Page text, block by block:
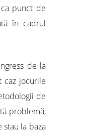
punct de
în cadrul
de la
caz jocurile
de
problemă,
la baza